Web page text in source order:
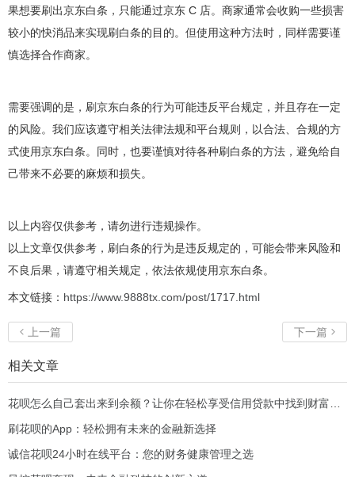
果想要刷出京东白条，只能通过京东 C 店。商家通常会收购一些损害
较小的快消品来实现刷白条的目的。但使用这种方法时，同样需要谨
慎选择合作商家。
需要强调的是，刷京东白条的行为可能违反平台规定，并且存在一定
的风险。我们应该遵守相关法律法规和平台规则，以合法、合规的方
式使用京东白条。同时，也要谨慎对待各种刷白条的方法，避免给自
己带来不必要的麻烦和损失。
以上内容仅供参考，请勿进行违规操作。
以上文章仅供参考，刷白条的行为是违反规定的，可能会带来风险和
不良后果，请遵守相关规定，依法依规使用京东白条。
本文链接： https://www.9888tx.com/post/1717.html
 上一篇 下一篇 
相关文章
刷花呗的App：轻松拥有未来的金融新选择
诚信花呗24小时在线平台：您的财务健康管理之选